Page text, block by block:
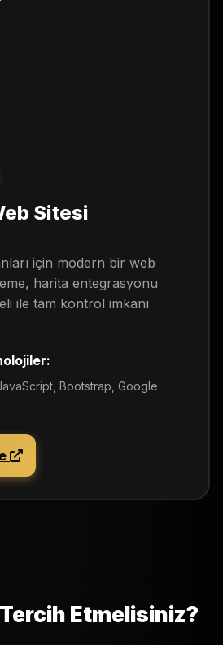
Sitesi
için modern bir web
harita entegrasyonu
ile tam kontrol imkanı
Bootstrap, Google
Etmelisiniz?